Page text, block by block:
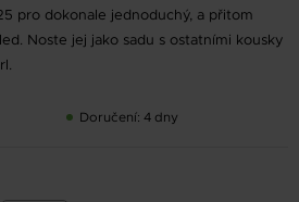
pro dokonale jednoduchý, a přitom
Noste jej jako sadu s ostatními kousky
Doručení: 4 dny